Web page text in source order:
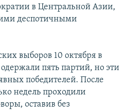
в Центральной Азии,
деспотичными
выборов 10 октября в
пять партий, но эти
победителей. После
недель проходили
оставив без